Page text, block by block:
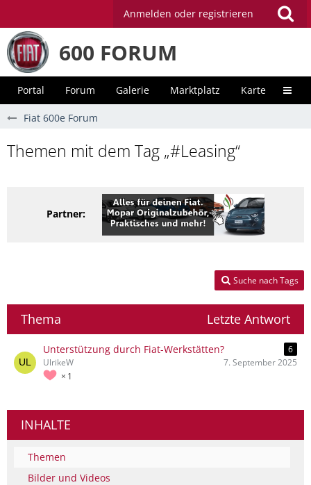
Anmelden oder registrieren
600 FORUM
Portal Forum Galerie Marktplatz Karte
Fiat 600e Forum
Themen mit dem Tag „#Leasing“
Partner:
Suche nach Tags
Thema Letzte Antwort
Unterstützung durch Fiat-Werkstätten? 6
1
UlrikeW 7. September 2025
INHALTE
Themen
Bilder und Videos